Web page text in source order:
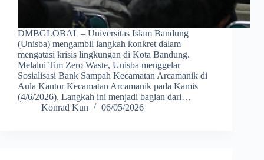
DMBGLOBAL – Universitas Islam Bandung
(Unisba) mengambil langkah konkret dalam
mengatasi krisis lingkungan di Kota Bandung.
Melalui Tim Zero Waste, Unisba menggelar
Sosialisasi Bank Sampah Kecamatan Arcamanik di
Aula Kantor Kecamatan Arcamanik pada Kamis
(4/6/2026). Langkah ini menjadi bagian dari…
Konrad Kun
06/05/2026